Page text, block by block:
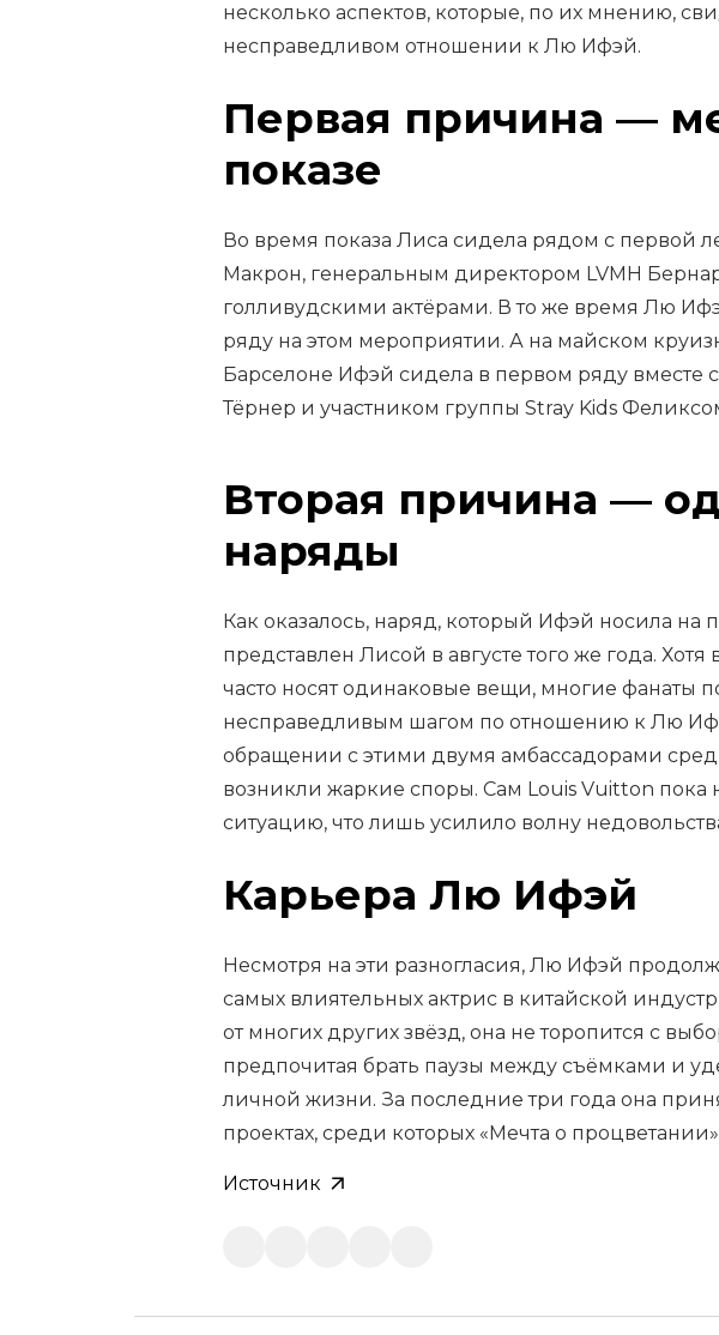
несколько аспектов, которые, по их мнению,
несправедливом отношении к Лю Ифэй.
Первая причина —
показе
Во время показа Лиса сидела рядом с первой
Макрон, генеральным директором LVMH
голливудскими актёрами. В то же время Лю
ряду на этом мероприятии. А на майском
Барселоне Ифэй сидела в первом ряду вместе
Тёрнер и участником группы Stray Kids
Вторая причина —
наряды
Как оказалось, наряд, который Ифэй носила на
представлен Лисой в августе того же года.
часто носят одинаковые вещи, многие фанаты
несправедливым шагом по отношению к Лю
обращении с этими двумя амбассадорами
возникли жаркие споры. Сам Louis Vuitton пока
ситуацию, что лишь усилило волну
Карьера Лю Ифэй
Несмотря на эти разногласия, Лю Ифэй
самых влиятельных актрис в китайской
от многих других звёзд, она не торопится с
предпочитая брать паузы между съёмками и
личной жизни. За последние три года она
проектах, среди которых «Мечта о
Источник